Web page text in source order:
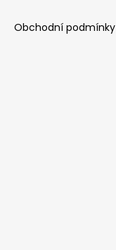
Obchodní podmínky